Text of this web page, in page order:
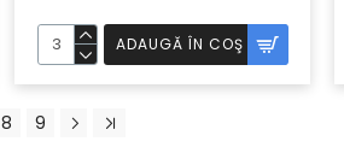
ADAUGĂ ÎN COŞ
8 9